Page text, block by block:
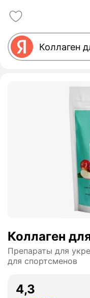
Коллаген
Препараты для
для спортсменов
4,3